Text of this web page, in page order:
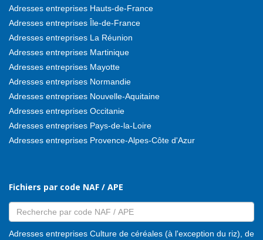
Adresses entreprises Hauts-de-France
Adresses entreprises Île-de-France
Adresses entreprises La Réunion
Adresses entreprises Martinique
Adresses entreprises Mayotte
Adresses entreprises Normandie
Adresses entreprises Nouvelle-Aquitaine
Adresses entreprises Occitanie
Adresses entreprises Pays-de-la-Loire
Adresses entreprises Provence-Alpes-Côte d'Azur
Fichiers par code NAF / APE
Adresses entreprises Culture de céréales (à l'exception du riz), de